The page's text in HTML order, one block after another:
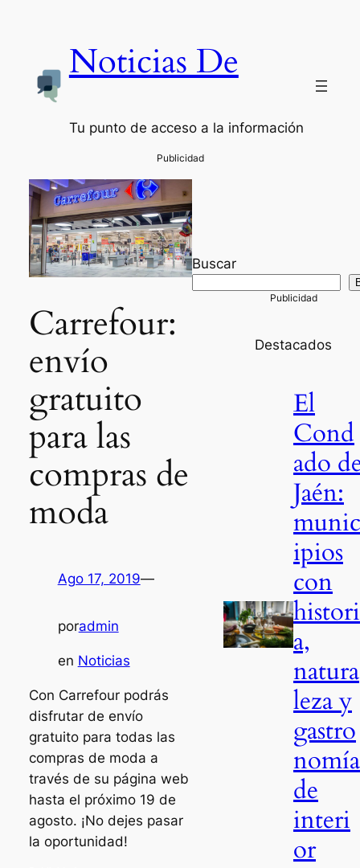
Noticias De
Tu punto de acceso a la información
Carrefour:
envío
gratuito
para las
compras de
moda
Ago 17, 2019—
poradmin
en Noticias
Con Carrefour podrás
disfrutar de envío
gratuito para todas las
compras de moda a
través de su página web
hasta el próximo 19 de
agosto. ¡No dejes pasar
la oportunidad!
Buscar
Destacados
El
Cond
ado
Jaén:
munic
ipios
con
histori
a,
natura
leza y
gastro
nomía
de
interi
or